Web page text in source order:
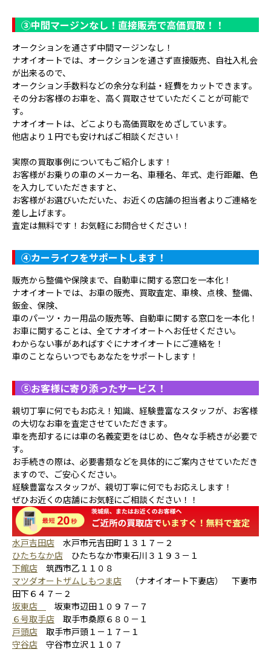
③中間マージンなし！直接販売で高価買取！！
オークションを通さず中間マージンなし！
ナオイオートでは、オークションを通さず直接販売、自社入札会
が出来るので、
オークション手数料などの余分な利益・経費をカットできます。
その分お客様のお車を、高く買取させていただくことが可能で
す。
ナオイオートは、どこよりも高価買取をめざしています。
他店より１円でも安ければご相談ください！
実際の買取事例についてもご紹介します！
お客様がお乗りの車のメーカー名、車種名、年式、走行距離、色
を入力していただきますと、
お客様がお選びいただいた、お近くの店舗の担当者よりご連絡を
差し上げます。
査定は無料です！お気軽にお問合せください！
④カーライフをサポートします！
販売から整備や保険まで、自動車に関する窓口を一本化！
ナオイオートでは、お車の販売、買取査定、車検、点検、整備、
鈑金、保険、
車のパーツ・カー用品の販売等、自動車に関する窓口を一本化！
お車に関することは、全てナオイオートへお任せください。
わからない事があればすぐにナオイオートにご連絡を！
車のことならいつでもあなたをサポートします！
⑤お客様に寄り添ったサービス！
親切丁寧に何でもお応え！知識、経験豊富なスタッフが、お客様
の大切なお車を査定させていただきます。
車を売却するには車の名義変更をはじめ、色々な手続きが必要で
す。
お手続きの際は、必要書類などを具体的にご案内させていただき
ますので、ご安心ください。
経験豊富なスタッフが、親切丁寧に何でもお応えします！
ぜひお近くの店舗にお気軽にご相談ください！！
水戸吉田店 水戸市元吉田町１３１７－２
ひたちなか店 ひたちなか市東石川３１９３－１
下館店 筑西市乙１１０８
マツダオートザムしもつま店 （ナオイオート下妻店） 下妻市
田下６４７－２
坂東店
坂東市辺田１０９７－７
６号取手店 取手市桑原６８０－１
戸頭店 取手市戸頭１－１７－１
守谷店 守谷市立沢１１０７